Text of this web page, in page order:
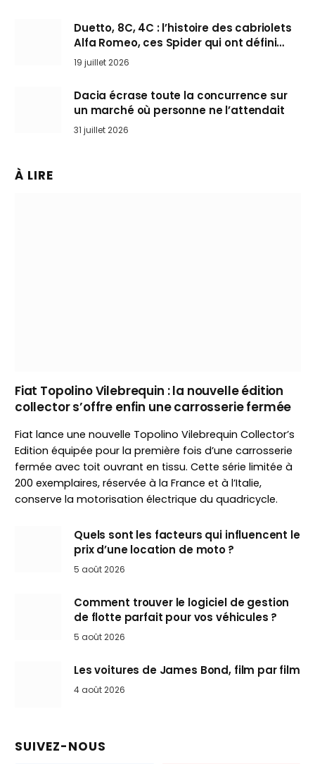
Duetto, 8C, 4C : l’histoire des cabriolets
Alfa Romeo, ces Spider qui ont défini
l’art de rouler cheveux au vent
19 juillet 2026
Dacia écrase toute la concurrence sur
un marché où personne ne l’attendait
31 juillet 2026
À LIRE
Fiat Topolino Vilebrequin : la nouvelle édition
collector s’offre enfin une carrosserie fermée
Fiat lance une nouvelle Topolino Vilebrequin Collector’s
Edition équipée pour la première fois d’une carrosserie
fermée avec toit ouvrant en tissu. Cette série limitée à
200 exemplaires, réservée à la France et à l’Italie,
conserve la motorisation électrique du quadricycle.
Quels sont les facteurs qui influencent le
prix d’une location de moto ?
5 août 2026
Comment trouver le logiciel de gestion
de flotte parfait pour vos véhicules ?
5 août 2026
Les voitures de James Bond, film par film
4 août 2026
SUIVEZ-NOUS